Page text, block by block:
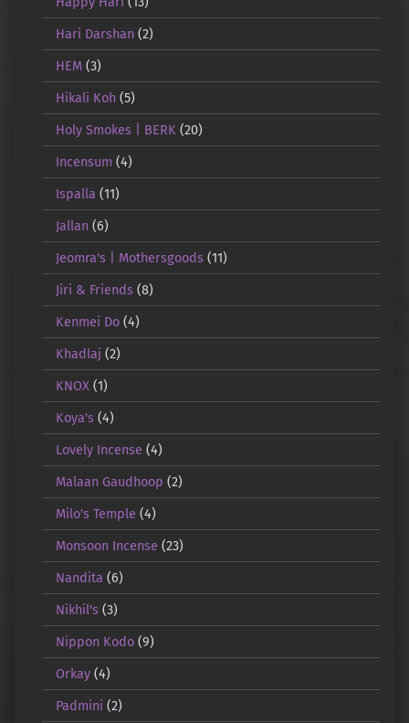
Hari Darshan(2)
HEM(3)
Hikali Koh(5)
Holy Smokes | BERK(20)
Incensum (4)
Ispalla (11)
Jallan(6)
Jeomra's | Mothersgoods(11)
Jiri & Friends(8)
Kenmei Do(4)
Khadlaj (2)
KNOX(1)
Koya's(4)
Lovely Incense (4)
Malaan Gaudhoop (2)
Milo's Temple (4)
Monsoon Incense (23)
Nandita (6)
Nikhil's(3)
Nippon Kodo(9)
Orkay(4)
Padmini (2)